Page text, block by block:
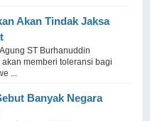
Akan Tindak Jaksa
ST Burhanuddin
memberi toleransi bagi
...
Banyak Negara